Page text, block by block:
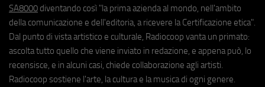
SA8000 diventando così "la prima azienda al mondo, nell'ambito
della comunicazione e dell'editoria, a ricevere la Certificazione etica".
Dal punto di vista artistico e culturale, Radiocoop vanta un primato:
ascolta tutto quello che viene inviato in redazione, e appena può, lo
recensisce, e in alcuni casi, chiede collaborazione agli artisti.
Radiocoop sostiene l'arte, la cultura e la musica di ogni genere.